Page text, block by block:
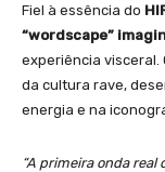
Fiel à essência do
“wordscape”
experiência visceral.
da cultura rave,
energia e na
“A primeira onda real